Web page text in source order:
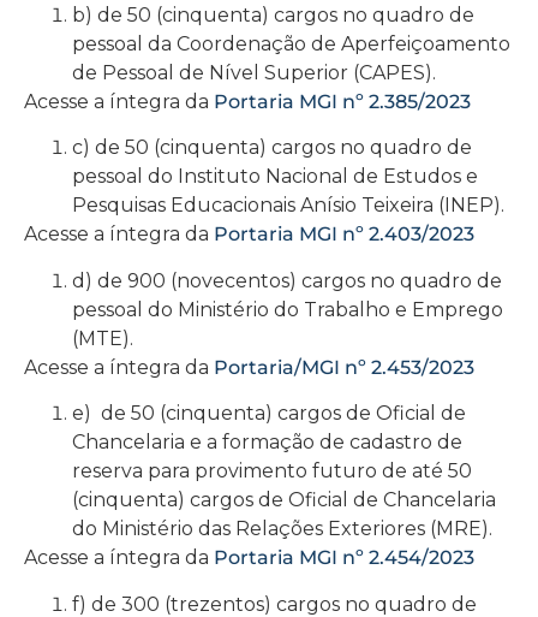
b) de 50 (cinquenta) cargos no quadro de
pessoal da Coordenação de Aperfeiçoamento
de Pessoal de Nível Superior (CAPES).
Acesse a íntegra da Portaria MGI nº 2.385/2023
c) de 50 (cinquenta) cargos no quadro de
pessoal do Instituto Nacional de Estudos e
Pesquisas Educacionais Anísio Teixeira (INEP).
Acesse a íntegra da Portaria MGI nº 2.403/2023
d) de 900 (novecentos) cargos no quadro de
pessoal do Ministério do Trabalho e Emprego
(MTE).
Acesse a íntegra da Portaria/MGI nº 2.453/2023
e) de 50 (cinquenta) cargos de Oficial de
Chancelaria e a formação de cadastro de
reserva para provimento futuro de até 50
(cinquenta) cargos de Oficial de Chancelaria
do Ministério das Relações Exteriores (MRE).
Acesse a íntegra da Portaria MGI nº 2.454/2023
f) de 300 (trezentos) cargos no quadro de